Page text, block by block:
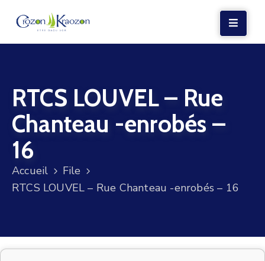
VIE
LOCALE
VIE
SOCIALE
TERRE
ET
RTCS LOUVEL – Rue
Chanteau -enrobés –
16
Accueil
File
RTCS LOUVEL – Rue Chanteau -enrobés – 16